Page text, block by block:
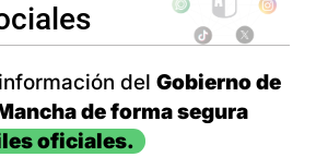
del Gobierno de
de forma segura
oficiales.